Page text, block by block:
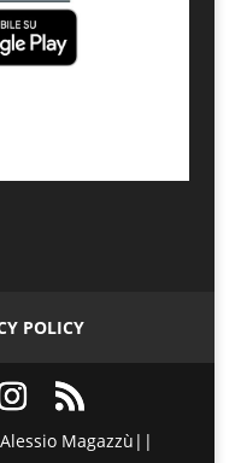
POLICY
Magazzù||